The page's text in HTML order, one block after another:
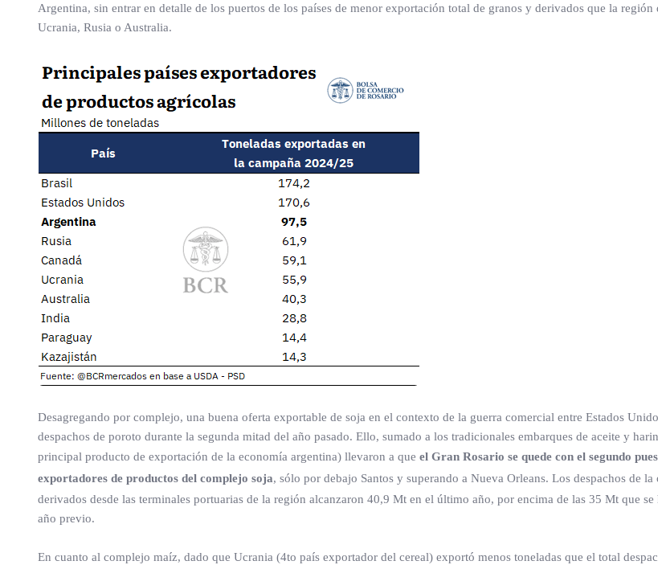
Argentina, sin entrar en detalle de los puertos de los países de menor exportación total de granos y derivados que la región
Ucrania, Rusia o Australia.
Desagregando por complejo, una buena oferta exportable de soja en el contexto de la guerra comercial entre Estados
despachos de poroto durante la segunda mitad del año pasado. Ello, sumado a los tradicionales embarques de aceite y
principal producto de exportación de la economía argentina) llevaron a que el Gran Rosario se quede con el segundo
exportadores de productos del complejo soja, sólo por debajo Santos y superando a Nueva Orleans. Los despachos de la
derivados desde las terminales portuarias de la región alcanzaron 40,9 Mt en el último año, por encima de las 35 Mt que se
año previo.
En cuanto al complejo maíz, dado que Ucrania (4to país exportador del cereal) exportó menos toneladas que el total